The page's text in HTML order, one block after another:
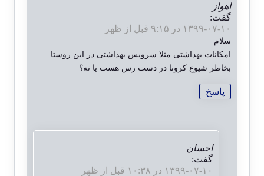
اهواز
گفت:
۱۳۹۹-۰۷-۱۰ در ۹:۱۵ قبل از ظهر
سلام
امکانات بهداشتی مثلا سرویس بهداشتی در این روستا
بخاطر شیوع کرونا در دست رس هست یا نه؟
پاسخ
احسان
گفت:
۱۳۹۹-۰۷-۱۰ در ۱۰:۳۸ قبل از ظهر